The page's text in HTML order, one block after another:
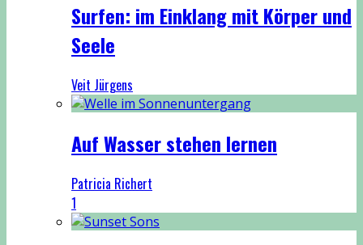
Surfen: im Einklang mit Körper und
Seele
Veit Jürgens
Auf Wasser stehen lernen
Patricia Richert
1